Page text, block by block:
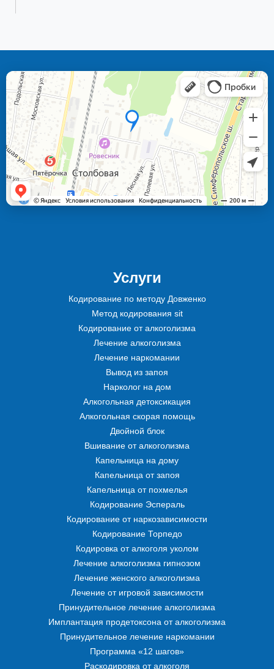
Услуги
Кодирование по методу Довженко
Метод кодирования sit
Кодирование от алкоголизма
Лечение алкоголизма
Лечение наркомании
Вывод из запоя
Нарколог на дом
Алкогольная детоксикация
Алкогольная скорая помощь
Двойной блок
Вшивание от алкоголизма
Капельница на дому
Капельница от запоя
Капельница от похмелья
Кодирование Эспераль
Кодирование от наркозависимости
Кодирование Торпедо
Кодировка от алкоголя уколом
Лечение алкоголизма гипнозом
Лечение женского алкоголизма
Лечение от игровой зависимости
Принудительное лечение алкоголизма
Имплантация продетоксона от алкоголизма
Принудительное лечение наркомании
Программа «12 шагов»
Раскодировка от алкоголя